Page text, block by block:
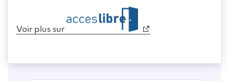
Voir plus sur